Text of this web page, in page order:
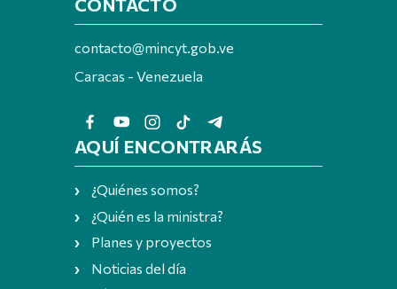
contacto@mincyt.gob.ve
Caracas - Venezuela
AQUÍ ENCONTRARÁS
¿Quiénes somos?
¿Quién es la ministra?
Planes y proyectos
Noticias del día